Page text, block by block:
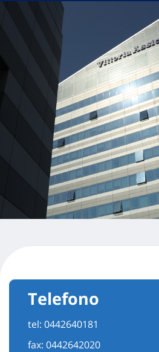
Telefono
tel: 0442640181
fax: 0442642020